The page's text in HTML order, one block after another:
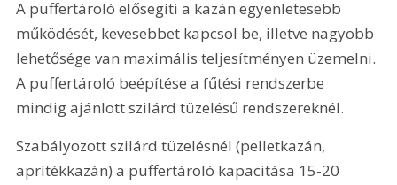
A puffertároló elősegíti a kazán egyenletesebb
működését, kevesebbet kapcsol be, illetve nagyobb
lehetősége van maximális teljesítményen üzemelni.
A puffertároló beépítése a fűtési rendszerbe
mindig ajánlott szilárd tüzelésű rendszereknél.
Szabályozott szilárd tüzelésnél (pelletkazán,
aprítékkazán) a puffertároló kapacitása 15-20